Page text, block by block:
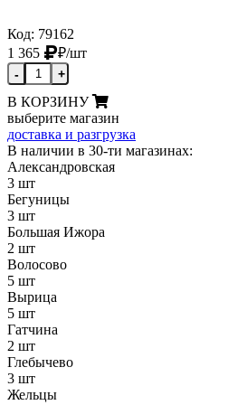
Код: 79162
1 365
₽/шт
- +
В КОРЗИНУ
выберите магазин
доставка и разгрузка
В наличии в 30-ти магазинах:
Александровская
3 шт
Бегуницы
3 шт
Большая Ижора
2 шт
Волосово
5 шт
Вырица
5 шт
Гатчина
2 шт
Глебычево
3 шт
Жельцы